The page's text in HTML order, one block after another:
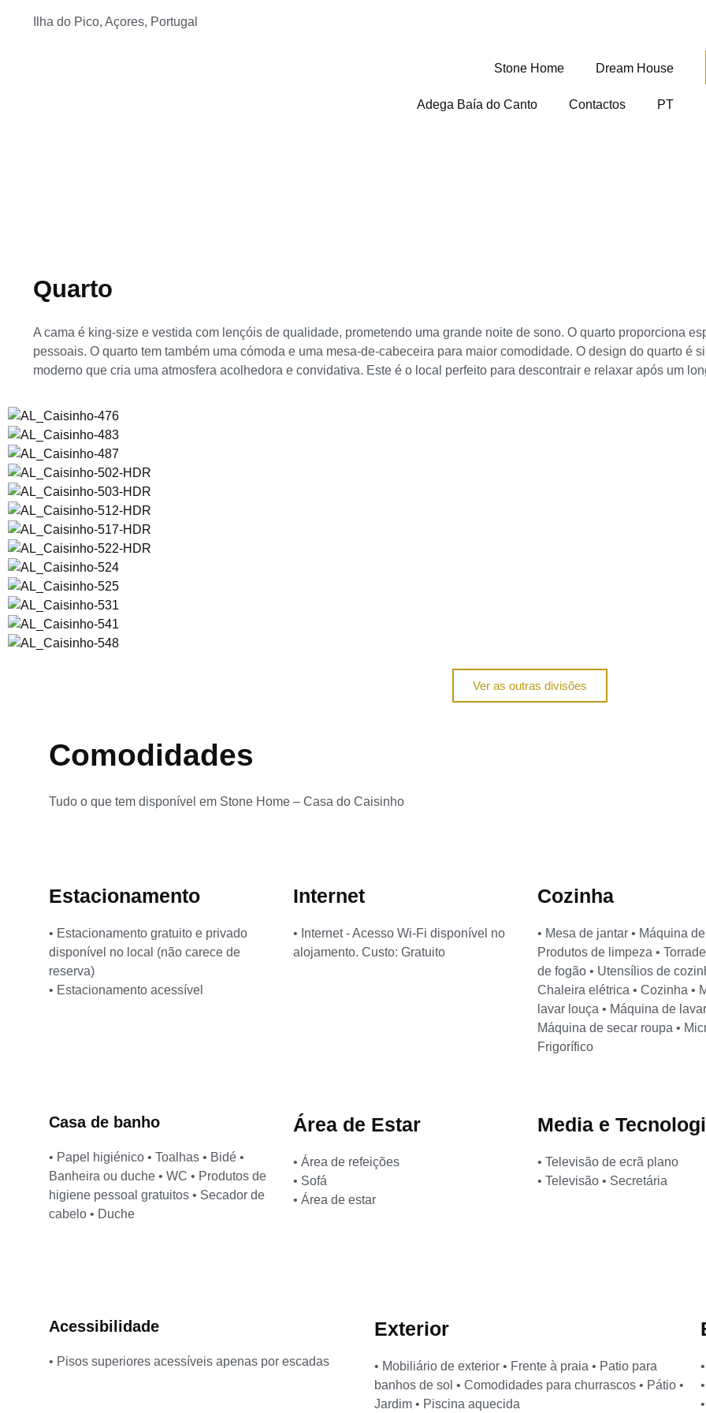
Ilha do Pico, Açores, Portugal
Stone Home Dream House
Adega Baía do Canto Contactos PT
Quarto
A cama é king-size e vestida com lençóis de qualidade, prometendo uma grande noite de sono. O quarto proporciona
pessoais. O quarto tem também uma cómoda e uma mesa-de-cabeceira para maior comodidade. O design do quarto é
moderno que cria uma atmosfera acolhedora e convidativa. Este é o local perfeito para descontrair e relaxar após um
Ver as outras divisões
Comodidades
Tudo o que tem disponível em Stone Home – Casa do Caisinho
Estacionamento
• Estacionamento gratuito e privado
disponível no local (não carece de
reserva)
• Estacionamento acessível
Internet
• Internet - Acesso Wi-Fi disponível no
alojamento. Custo: Gratuito
Cozinha
• Mesa de jantar • Máquina de
Produtos de limpeza •
de fogão • Utensílios de
Chaleira elétrica • Cozinha •
lavar louça • Máquina de
Máquina de secar roupa •
Frigorífico
Casa de banho
• Papel higiénico • Toalhas • Bidé •
Banheira ou duche • WC • Produtos de
higiene pessoal gratuitos • Secador de
cabelo • Duche
Área de Estar
• Área de refeições
• Sofá
• Área de estar
Media e
• Televisão de ecrã plano
• Televisão • Secretária
Acessibilidade
• Pisos superiores acessíveis apenas por escadas
Exterior
• Mobiliário de exterior • Frente à praia • Patio para
banhos de sol • Comodidades para churrascos • Pátio •
Jardim • Piscina aquecida